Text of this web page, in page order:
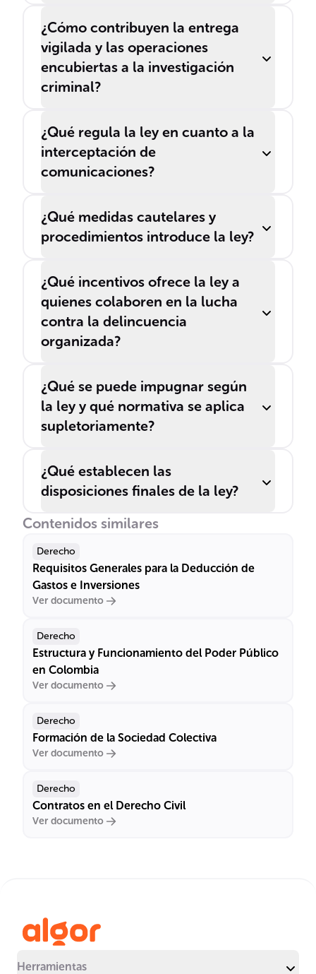
¿Cómo contribuyen la entrega
vigilada y las operaciones
encubiertas a la investigación
criminal?
¿Qué regula la ley en cuanto a la
interceptación de
comunicaciones?
¿Qué medidas cautelares y
procedimientos introduce la ley?
¿Qué incentivos ofrece la ley a
quienes colaboren en la lucha
contra la delincuencia
organizada?
¿Qué se puede impugnar según
la ley y qué normativa se aplica
supletoriamente?
¿Qué establecen las
disposiciones finales de la ley?
Contenidos similares
Derecho
Requisitos Generales para la Deducción de
Gastos e Inversiones
Ver documento
Derecho
Estructura y Funcionamiento del Poder Público
en Colombia
Ver documento
Derecho
Formación de la Sociedad Colectiva
Ver documento
Derecho
Contratos en el Derecho Civil
Ver documento
Herramientas